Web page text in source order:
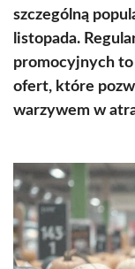
szczególną
listopada.
promocyjnych
ofert, które
warzywem w